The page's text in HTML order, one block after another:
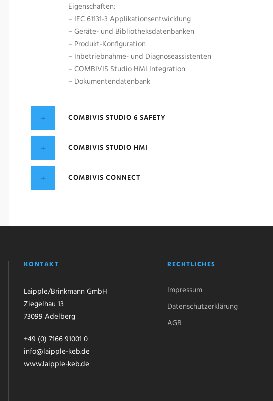
Eigenschaften:
– IEC 61131-3 Applikationsentwicklung
– Geräte- und Bibliotheksdatenbanken
– Produkt-Konfiguration
– Inbetriebnahme- und Diagnoseassistenten
– COMBIVIS Studio HMI Integration
– Dokumentendatenbank
COMBIVIS STUDIO 6 SAFETY
COMBIVIS STUDIO HMI
COMBIVIS CONNECT
KONTAKT
Laipple/Brinkmann GmbH
Ziegelhau 13
73099 Adelberg
+49 (0) 7166 91001 0
info@laipple-keb.de
www.laipple-keb.de
RECHTLICHES
Impressum
Datenschutzerklärung
AGB